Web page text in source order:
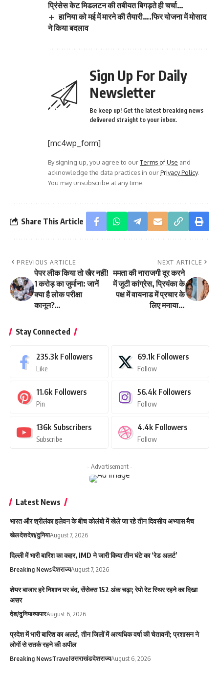
प्रिंसेस केट मिडलटन की तबीयत बिगड़ते ही चर्चा…
हानिया को मई में मारने की तैयारी….फिर योजना में मोसाद
ने किया बदलाव
Sign Up For Daily
Newsletter
Be keep up! Get the latest breaking news
delivered straight to your inbox.
[mc4wp_form]
By signing up, you agree to ourTerms of Use and
acknowledge the data practices in ourPrivacy Policy.
You may unsubscribe at any time.
Share This Article
PREVIOUS ARTICLE
पेपर लीक किया तो खैर नहीं!
1 करोड़ का जुर्माना: जानें
क्या है लोक परीक्षा
कानून?…
NEXT ARTICLE
ममता की नाराजगी दूर करने
में जुटी कांग्रेस, प्रियंका के
पक्ष में वायनाड में प्रचार के
लिए मनाया…
Stay Connected
235.3k Followers
Like
69.1k Followers
Follow
11.6k Followers
Pin
56.4k Followers
Follow
136k Subscribers
Subscribe
4.4k Followers
Follow
- Advertisement -
Latest News
भारत और श्रीलंका इलेवन के बीच कोलंबो में खेले जा रहे तीन दिवसीय अभ्यास मैच
खेलदेशदेश/दुनियाAugust 7, 2026
दिल्ली में भारी बारिश का कहर, IMD ने जारी किया तीन घंटे का ‘रेड अलर्ट’
Breaking Newsदेशराज्यAugust 7, 2026
शेयर बाजार हरे निशान पर बंद, सेंसेक्स 152 अंक चढ़ा; रेपो रेट स्थिर रहने का दिखा
असर
देश/दुनियाव्यापारAugust 6, 2026
प्रदेश में भारी बारिश का अलर्ट, तीन जिलों में अत्यधिक वर्षा की चेतावनी; प्रशासन ने
लोगों से सतर्क रहने की अपील
Breaking NewsTravelउत्तराखंडदेशराज्यAugust 6, 2026